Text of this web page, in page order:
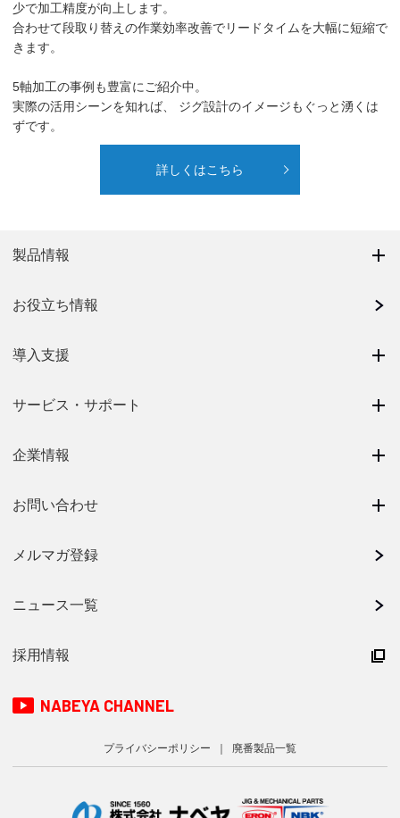
少で加工精度が向上します。
合わせて段取り替えの作業効率改善でリードタイムを大幅に短縮で
きます。
5軸加工の事例も豊富にご紹介中。
実際の活用シーンを知れば、 ジグ設計のイメージもぐっと湧くは
ずです。
詳しくはこちら
製品情報
お役立ち情報
導入支援
サービス・サポート
企業情報
お問い合わせ
メルマガ登録
ニュース一覧
採用情報
NABEYA CHANNEL
プライバシーポリシー 廃番製品一覧